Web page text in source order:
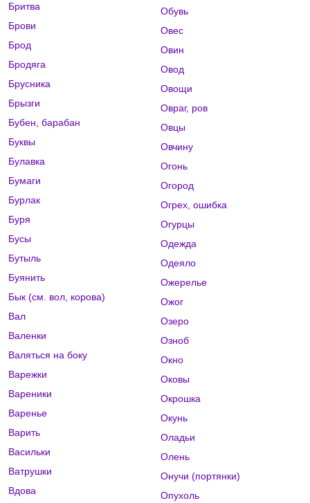
Бритва
Брови
Брод
Бродяга
Брусника
Брызги
Бубен, барабан
Буквы
Булавка
Бумаги
Бурлак
Буря
Бусы
Бутыль
Буянить
Бык (см. вол, корова)
Вал
Валенки
Валяться на боку
Варежки
Вареники
Варенье
Варить
Васильки
Ватрушки
Вдова
Обувь
Овес
Овин
Овод
Овощи
Овраг, ров
Овцы
Овчину
Огонь
Огород
Огрех, ошибка
Огурцы
Одежда
Одеяло
Ожерелье
Ожог
Озеро
Озноб
Окно
Оковы
Окрошка
Окунь
Оладьи
Олень
Онучи (портянки)
Опухоль